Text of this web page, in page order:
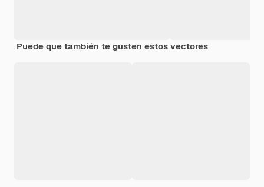
Puede que también te gusten estos vectores